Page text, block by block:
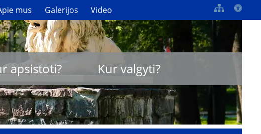
mus Galerijos Video
apsistoti? Kur valgyti?